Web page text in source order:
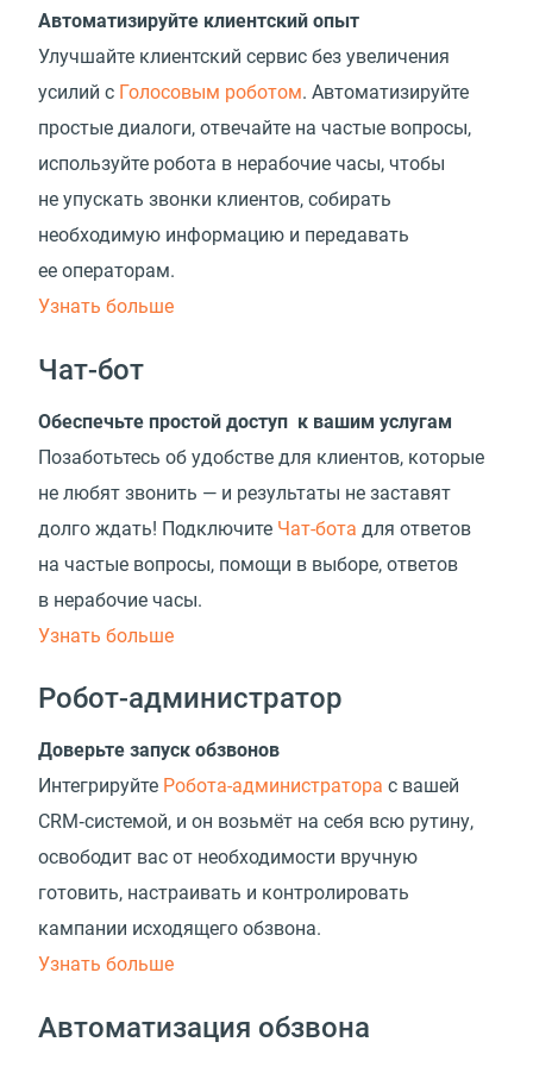
Автоматизируйте клиентский опыт
Улучшайте клиентский сервис без увеличения
усилий с Голосовым роботом. Автоматизируйте
простые диалоги, отвечайте на частые вопросы,
используйте робота в нерабочие часы, чтобы
не упускать звонки клиентов, собирать
необходимую информацию и передавать
ее операторам.
Узнать больше
Чат-бот
Обеспечьте простой доступ к вашим услугам
Позаботьтесь об удобстве для клиентов, которые
не любят звонить — и результаты не заставят
долго ждать! Подключите Чат-бота для ответов
на частые вопросы, помощи в выборе, ответов
в нерабочие часы.
Узнать больше
Робот-администратор
Доверьте запуск обзвонов
Интегрируйте Робота-администратора с вашей
CRM‑системой, и он возьмёт на себя всю рутину,
освободит вас от необходимости вручную
готовить, настраивать и контролировать
кампании исходящего обзвона.
Узнать больше
Автоматизация обзвона